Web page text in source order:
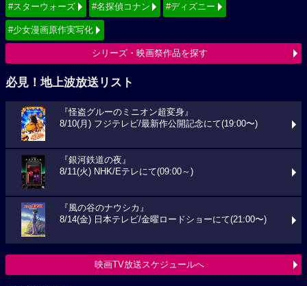
#スターウォーズ #名探偵コナン #ディズニー
#少女漫画原作実写化
シリーズ・映画祭作品を探す
必見！地上波放送リスト
『怪盗グルーのミニオン超変身』
8/10(月) フジテレビ/最新作公開記念にて(19:00〜)
『銀河鉄道の夜』
8/11(火) NHK/Eテレにて(09:00～)
『風の谷のナウシカ』
8/14(金) 日本テレビ/金曜ロードショーにて(21:00〜)
映画TV放送スケジュールへ